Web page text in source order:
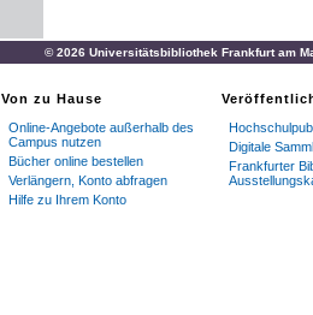
© 2026 Universitätsbibliothek Frankfurt am
Von zu Hause
Online-Angebote außerhalb des
Campus nutzen
Bücher online bestellen
Verlängern, Konto abfragen
Hilfe zu Ihrem Konto
Digitale
Frankfurter